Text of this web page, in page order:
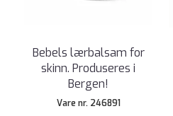
Bebels lærbalsam for
skinn. Produseres i
Bergen!
Vare nr. 246891